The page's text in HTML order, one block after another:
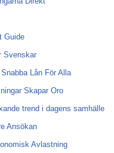
Guide
Svenskar
Lån För Alla
Skapar Oro
trend i dagens samhälle
Ansökan
Avlastning